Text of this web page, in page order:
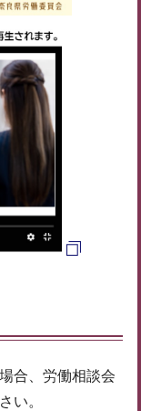
合、労働相談会
い。